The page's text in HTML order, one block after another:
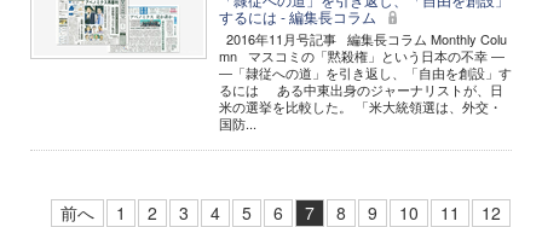
するには - 編集長コラム
2016年11月号記事 編集長コラム Monthly Colu
mn マスコミの「黙殺権」という日本の不幸 ―
―「隷従への道」を引き返し、「自由を創設」す
るには ある中東出身のジャーナリストが、日
米の選挙を比較した。 「米大統領選は、外交・
国防...
前へ 1 2 3 4 5 6 7 8 9 10 11
12